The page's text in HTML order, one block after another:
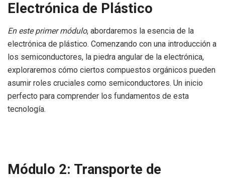
Electrónica de Plástico
En este primer módulo, abordaremos la esencia de la
electrónica de plástico. Comenzando con una introducción a
los semiconductores, la piedra angular de la electrónica,
exploraremos cómo ciertos compuestos orgánicos pueden
asumir roles cruciales como semiconductores. Un inicio
perfecto para comprender los fundamentos de esta
tecnología.
Módulo 2: Transporte de